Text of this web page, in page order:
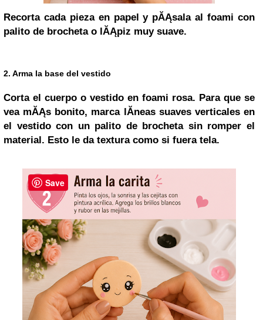
Recorta cada pieza en papel y pĂĄsala al foami con
palito de brocheta o lĂĄpiz muy suave.
2. Arma la base del vestido
Corta el cuerpo o vestido en foami rosa. Para que se
vea mĂĄs bonito, marca lĂ­neas suaves verticales en
el vestido con un palito de brocheta sin romper el
material. Esto le da textura como si fuera tela.
Save